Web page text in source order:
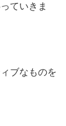
ていきま
ブなものを